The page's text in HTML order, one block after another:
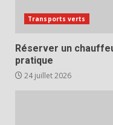
Transports verts
Réserver un
pratique
24 juillet 2026